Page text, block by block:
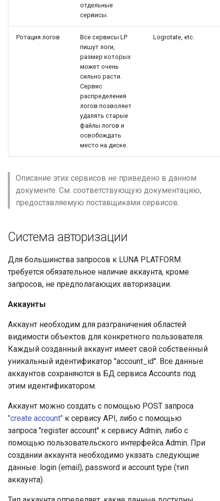
отдельные
сервисы.
Ротация логов
Все сервисы LP
пишут логи,
размер которых
может очень
сильно расти.
Сервис
распределения
логов позволяет
удалять старые
файлы логов и
освобождать
место на диске.
Logrotate, etc.
Описание этих сервисов не приведено в данном
документе. См. соответствующую документацию,
предоставляемую поставщиками сервисов.
Система авторизации
Для большинства запросов к LUNA PLATFORM
требуется обязательное наличие аккаунта, кроме
запросов, не предполагающих авторизации.
Аккаунты
Аккаунт необходим для разграничения областей
видимости объектов для конкретного пользователя.
Каждый созданный аккаунт имеет свой собственный
уникальный идентификатор "account_id". Все данные
аккаунтов сохраняются в БД сервиса Accounts под
этим идентификатором.
Аккаунт можно создать с помощью POST запроса
"create account" к сервису API, либо с помощью
запроса "register account" к сервису Admin, либо с
помощью пользовательского интерфейса Admin. При
создании аккаунта необходимо указать следующие
данные: login (email), password и account type (тип
аккаунта).